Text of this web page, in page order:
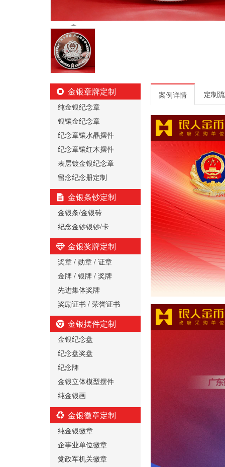
金银章牌定制
纯金银纪念章
银镶金纪念章
纪念章镶水晶摆件
纪念章镶红木摆件
表层镀金银纪念章
留念纪念册定制
金银条钞定制
金银条/金银砖
纪念金钞银钞/卡
金银奖牌定制
奖章 / 勋章 / 证章
金牌 / 银牌 / 奖牌
先进集体奖牌
奖励证书 / 荣誉证书
金银摆件定制
金银纪念盘
纪念盘奖盘
纪念牌
金银立体模型摆件
纯金银画
金银徽章定制
纯金银徽章
企事业单位徽章
党政军机关徽章
案例详情 定制